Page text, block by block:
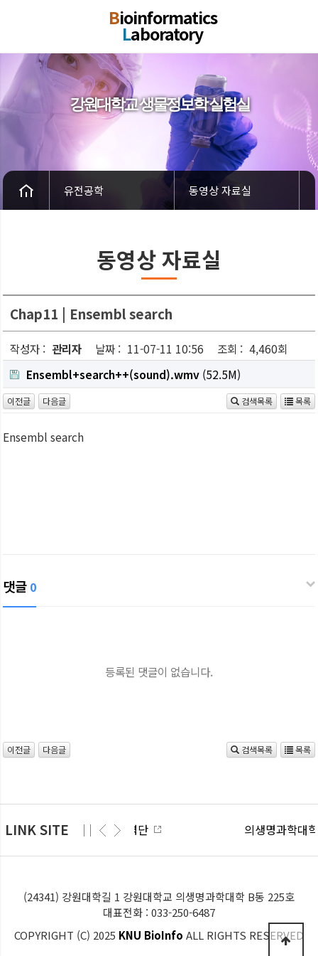
Bioinformatics
Laboratory
강원대학교 생물정보학 실험실
유전공학 동영상 자료실
동영상 자료실
Chap11 | Ensembl search
작성자 : 관리자 날짜 : 11-07-11 10:56 조회 : 4,460회
Ensembl+search++(sound).wmv (52.5M)
이전글 다음글 검색목록 목록
Ensembl search
댓글 0
등록된 댓글이 없습니다.
이전글 다음글 검색목록 목록
LINK SITE산학협력단 의생명과학대학
(24341) 강원대학길 1 강원대학교 의생명과학대학 B동 225호
대표전화 : 033-250-6487
COPYRIGHT (C) 2025 KNU BioInfo ALL RIGHTS RESERVED